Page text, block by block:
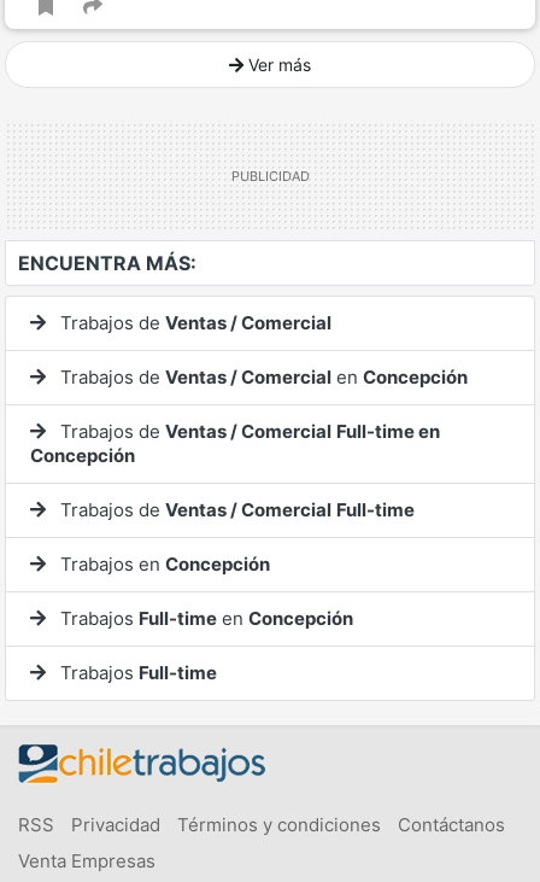
Ver más
ENCUENTRA MÁS:
Trabajos de Ventas / Comercial
Trabajos de Ventas / Comercial en Concepción
Trabajos de Ventas / Comercial Full-time en
Concepción
Trabajos de Ventas / Comercial Full-time
Trabajos en Concepción
Trabajos Full-time en Concepción
Trabajos Full-time
RSS Privacidad Términos y condiciones
Contáctanos
Venta Empresas